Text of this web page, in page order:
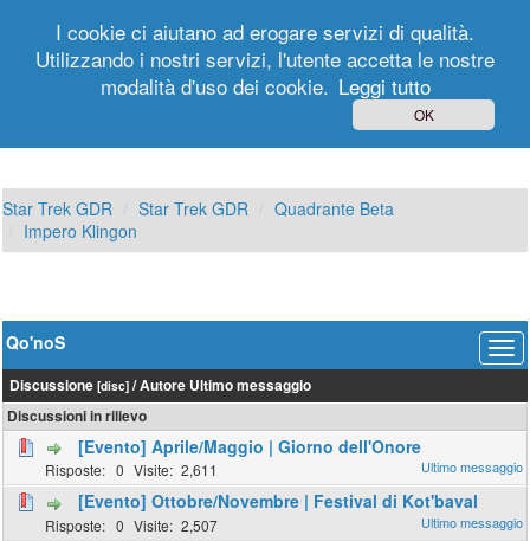
Registrati
Star Trek GDR Star Trek GDR
Quadrante Beta
Impero Klingon
Qo'noS
Discussione [disc] /Autore Ultimo messaggio
Discussioni in rilievo
[Evento] Aprile/Maggio | Giorno dell'Onore
0 2,611
[Evento] Ottobre/Novembre | Festival di Kot'baval
0
2,507
I cookie ci aiutano ad erogare servizi di qualità.
Utilizzando i nostri servizi, l'utente accetta le nostre
modalità d'uso dei cookie. Leggi tutto
OK